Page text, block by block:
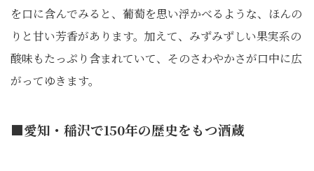
を口に含んでみると、葡萄を思い浮かべるような、ほんの
りと甘い芳香があります。加えて、みずみずしい果実系の
酸味もたっぷり含まれていて、そのさわやかさが口中に広
がってゆきます。
■愛知・稲沢で150年の歴史をもつ酒蔵